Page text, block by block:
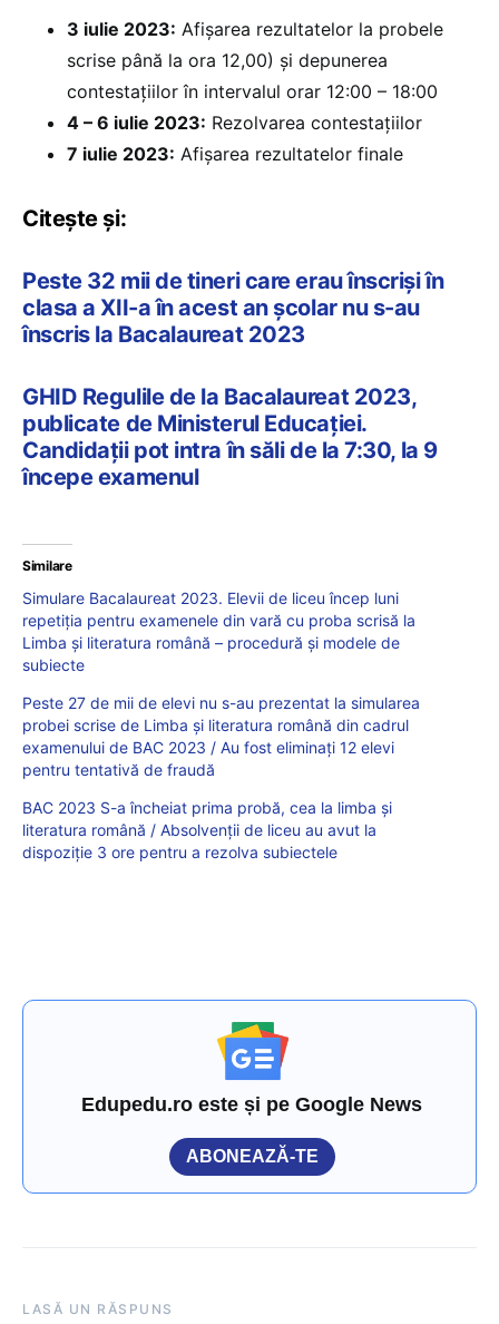
3 iulie 2023: Afișarea rezultatelor la probele
scrise până la ora 12,00) și depunerea
contestațiilor în intervalul orar 12:00 – 18:00
4 – 6 iulie 2023: Rezolvarea contestațiilor
7 iulie 2023: Afișarea rezultatelor finale
Citește și:
Peste 32 mii de tineri care erau înscriși în
clasa a XII-a în acest an școlar nu s-au
înscris la Bacalaureat 2023
GHID Regulile de la Bacalaureat 2023,
publicate de Ministerul Educației.
Candidații pot intra în săli de la 7:30, la 9
începe examenul
Similare
Simulare Bacalaureat 2023. Elevii de liceu încep luni
repetiția pentru examenele din vară cu proba scrisă la
Limba și literatura română – procedură și modele de
subiecte
Peste 27 de mii de elevi nu s-au prezentat la simularea
probei scrise de Limba şi literatura română din cadrul
examenului de BAC 2023 / Au fost eliminați 12 elevi
pentru tentativă de fraudă
BAC 2023 S-a încheiat prima probă, cea la limba și
literatura română / Absolvenții de liceu au avut la
dispoziție 3 ore pentru a rezolva subiectele
Edupedu.ro este și pe Google News
ABONEAZĂ-TE
LASĂ UN RĂSPUNS